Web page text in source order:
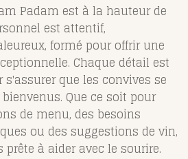
Padam est à la hauteur de
est attentif,
formé pour offrir une
Chaque détail est
que les convives se
Que ce soit pour
de menu, des besoins
ou des suggestions de vin,
à aider avec le sourire.